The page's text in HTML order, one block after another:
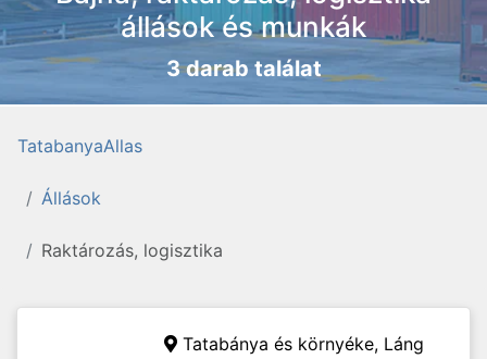
állások és munkák
3 darab találat
TatabanyaAllas
Állások
Raktározás, logisztika
Tatabánya és környéke, Láng